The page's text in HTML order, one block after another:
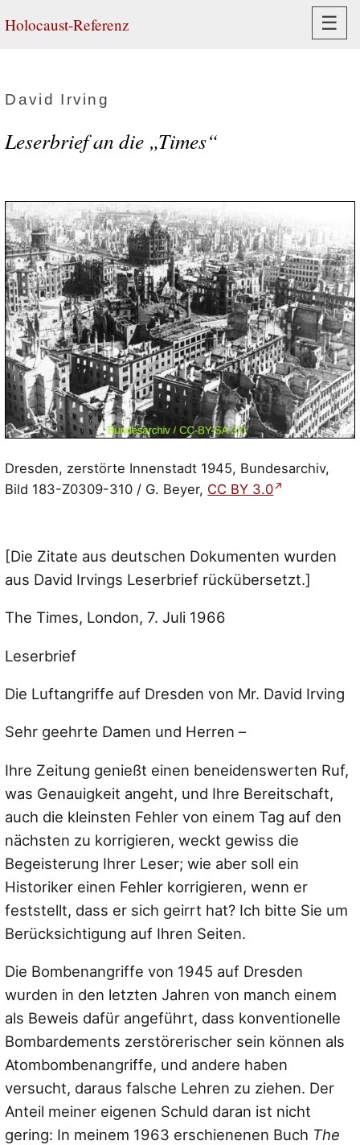
Holocaust-Referenz ☰
David Irving
Leserbrief an die „Times“
Dresden, zerstörte Innenstadt 1945, Bundesarchiv,
Bild 183-Z0309-310 / G. Beyer, CC BY 3.0
[Die Zitate aus deutschen Dokumenten wurden
aus David Irvings Leserbrief rückübersetzt.]
The Times, London, 7. Juli 1966
Leserbrief
Die Luftangriffe auf Dresden von Mr. David Irving
Sehr geehrte Damen und Herren –
Ihre Zeitung genießt einen beneidenswerten Ruf,
was Genauigkeit angeht, und Ihre Bereitschaft,
auch die kleinsten Fehler von einem Tag auf den
nächsten zu korrigieren, weckt gewiss die
Begeisterung Ihrer Leser; wie aber soll ein
Historiker einen Fehler korrigieren, wenn er
feststellt, dass er sich geirrt hat? Ich bitte Sie um
Berücksichtigung auf Ihren Seiten.
Die Bombenangriffe von 1945 auf Dresden
wurden in den letzten Jahren von manch einem
als Beweis dafür angeführt, dass konventionelle
Bombardements zerstörerischer sein können als
Atombombenangriffe, und andere haben
versucht, daraus falsche Lehren zu ziehen. Der
Anteil meiner eigenen Schuld daran ist nicht
gering: In meinem 1963 erschienenen Buch The